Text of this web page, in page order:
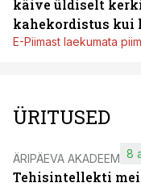
käive üldiselt
kahekordistus kui
E-Piimast laekumata
ÜRITUSED
ÄRIPÄEVA AKADEEMIA
Tehisintellekti
8